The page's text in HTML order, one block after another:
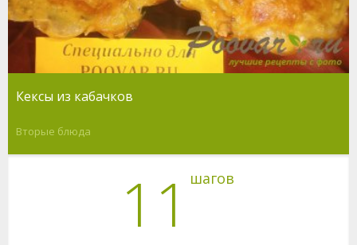
Кексы из кабачков
Вторые блюда
11 шагов